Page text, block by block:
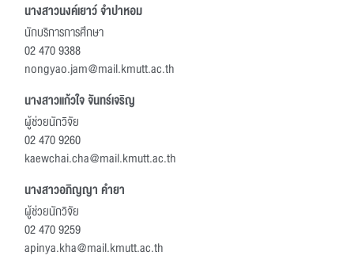
นางสาวนงค์เยาว์ จำปาหอม
นักบริการการศึกษา
02 470 9388
nongyao.jam@mail.kmutt.ac.th
นางสาวแก้วใจ จันทร์เจริญ
ผู้ช่วยนักวิจัย
02 470 9260
kaewchai.cha@mail.kmutt.ac.th
นางสาวอภิญญา คำยา
ผู้ช่วยนักวิจัย
02 470 9259
apinya.kha@mail.kmutt.ac.th